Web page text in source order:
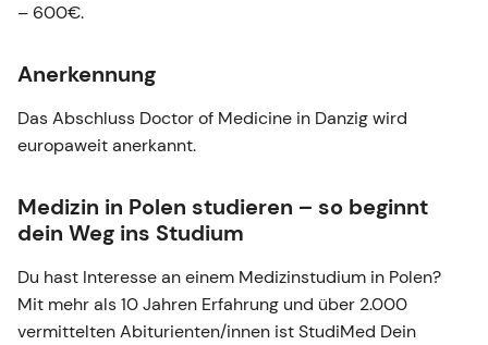
– 600€.
Anerkennung
Das Abschluss Doctor of Medicine in Danzig wird
europaweit anerkannt.
Medizin in Polen studieren – so beginnt
dein Weg ins Studium
Du hast Interesse an einem Medizinstudium in Polen?
Mit mehr als 10 Jahren Erfahrung und über 2.000
vermittelten Abiturienten/innen ist StudiMed Dein